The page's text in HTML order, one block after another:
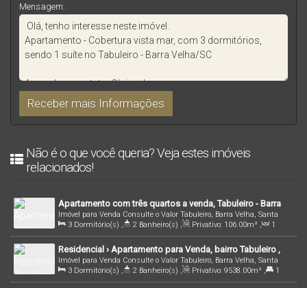
Mensagem:
Não é o que você queria? Veja estes imóveis
relacionados!
Apartamento com três quartos a venda, Tabuleiro - Barra
Velha/SC!
Consulte o Valor
Imóvel para Venda
Tabuleiro, Barra Velha, Santa
Catarina, Brasil
3 Dormitório(s) 2 Banheiro(s) Privativo: 106 .00m²
1
Sala(s) , 1 Suíte(s) , 1 Vaga(s) , 25mDistância do Mar ,
Útil:
106.00m²
Residencial › Apartamento para Venda, bairro Tabuleiro ,
em Barra Velha /SC | Cód.: 2498
Consulte o Valor
Imóvel para Venda
Tabuleiro, Barra Velha, Santa
Catarina, Brasil
3 Dormitório(s) 2 Banheiro(s) Privativo: 9538 .00m²
1
Suíte(s) , 2 Vaga(s) , 10mDistância do Mar